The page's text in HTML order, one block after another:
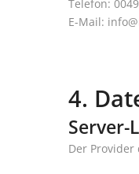
Telefon:
E-Mail:
4.
Server-
Der